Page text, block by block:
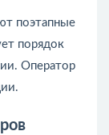
поэтапные
порядок
Оператор